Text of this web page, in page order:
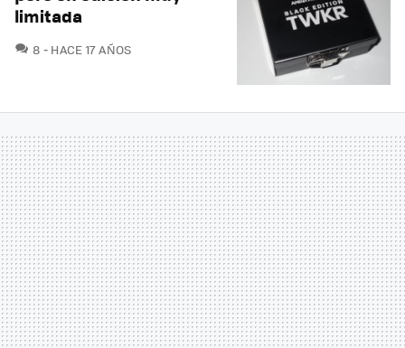
limitada
8 COMENTARIOS
HACE 17 AÑOS